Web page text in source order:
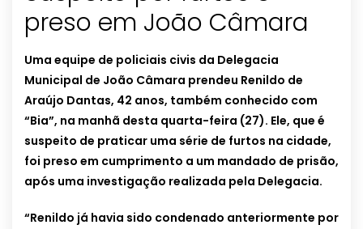
Uma equipe de policiais civis da Delegacia
Municipal de João Câmara prendeu Renildo de
Araújo Dantas, 42 anos, também conhecido com
“Bia”, na manhã desta quarta-feira (27). Ele, que é
suspeito de praticar uma série de furtos na cidade,
foi preso em cumprimento a um mandado de prisão,
após uma investigação realizada pela Delegacia.
“Renildo já havia sido condenado anteriormente por